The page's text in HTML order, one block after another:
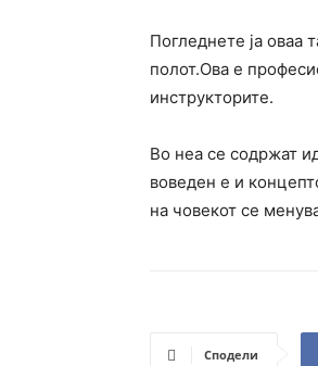
Погледнете ја оваа
полот.Ова е
инструкторите.
Во неа се содржат
воведен е и
на човекот се
Сподели